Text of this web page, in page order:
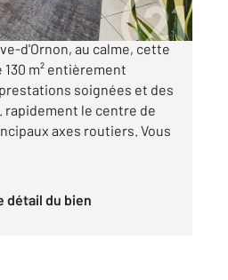
recherché de
d'Ornon, au calme, cette
m² entièrement
soignées et des
rapidement le centre de
axes routiers. Vous
détail du bien